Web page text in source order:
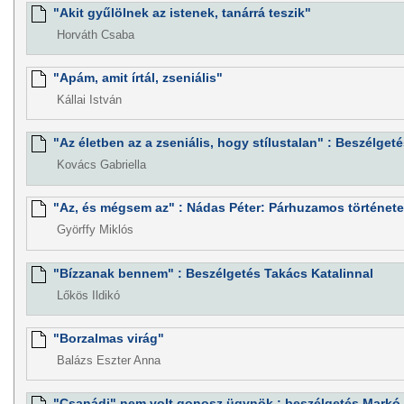
"Akit gyűlölnek az istenek, tanárrá teszik"
Horváth Csaba
"Apám, amit írtál, zseniális"
Kállai István
"Az életben az a zseniális, hogy stílustalan" :
Kovács Gabriella
"Az, és mégsem az" : Nádas Péter: Párhuzamos
Györffy Miklós
"Bízzanak bennem" : Beszélgetés Takács Katalinnal
Lőkös Ildikó
"Borzalmas virág"
Balázs Eszter Anna